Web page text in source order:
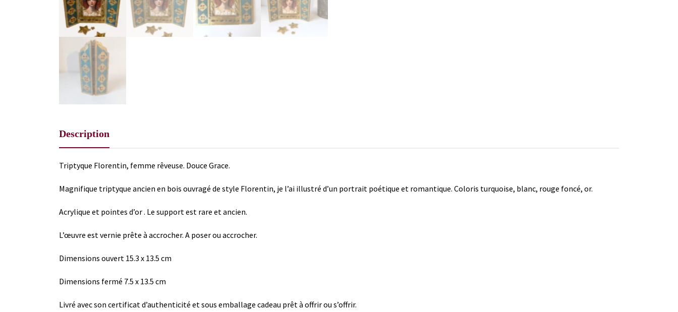
Description
Triptyque Florentin, femme rêveuse. Douce Grace.
Magnifique triptyque ancien en bois ouvragé de style Florentin, je l’ai illustré d’un portrait poétique et romantique. Coloris turquoise, blanc, rouge foncé, or.
Acrylique et pointes d’or . Le support est rare et ancien.
L’œuvre est vernie prête à accrocher. A poser ou accrocher.
Dimensions ouvert 15.3 x 13.5 cm
Dimensions fermé 7.5 x 13.5 cm
Livré avec son certificat d’authenticité et sous emballage cadeau prêt à offrir ou s’offrir.